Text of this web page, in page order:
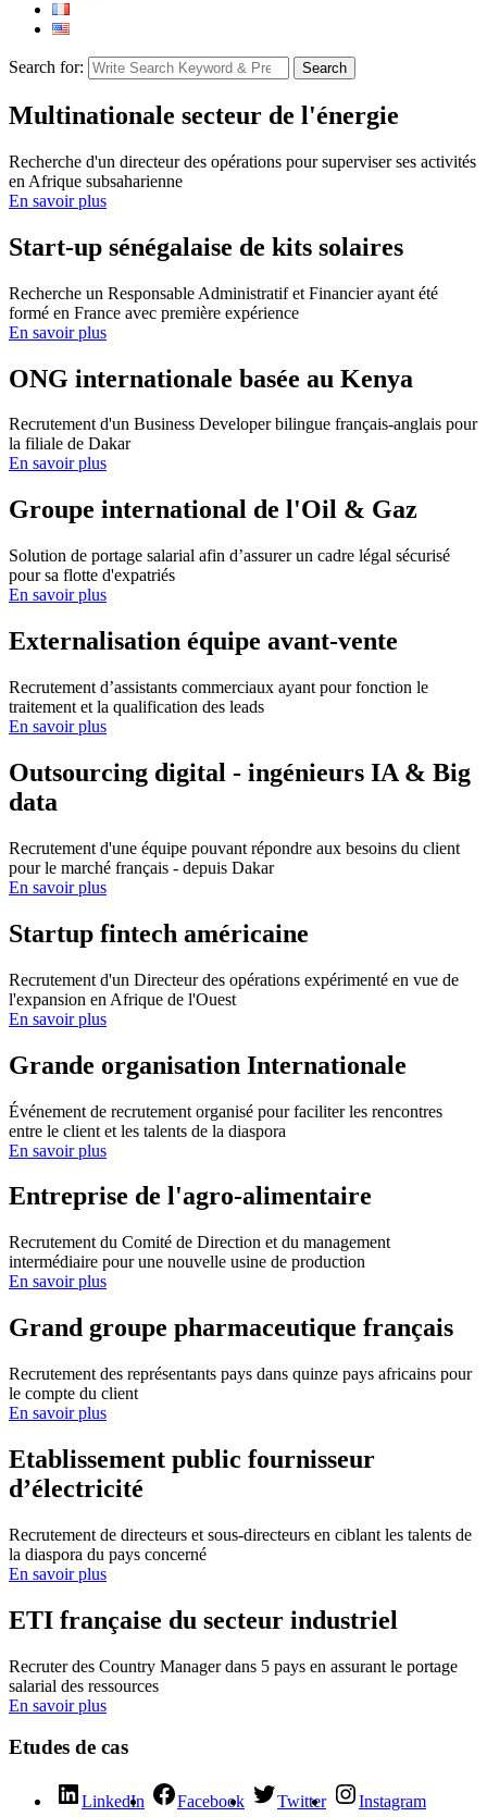
Search for: Search
Multinationale secteur de l'énergie
Recherche d'un directeur des opérations pour superviser ses activités
en Afrique subsaharienne
En savoir plus
Start-up sénégalaise de kits solaires
Recherche un Responsable Administratif et Financier ayant été
formé en France avec première expérience
En savoir plus
ONG internationale basée au Kenya
Recrutement d'un Business Developer bilingue français-anglais pour
la filiale de Dakar
En savoir plus
Groupe international de l'Oil & Gaz
Solution de portage salarial afin d’assurer un cadre légal sécurisé
pour sa flotte d'expatriés
En savoir plus
Externalisation équipe avant-vente
Recrutement d’assistants commerciaux ayant pour fonction le
traitement et la qualification des leads
En savoir plus
Outsourcing digital - ingénieurs IA & Big
data
Recrutement d'une équipe pouvant répondre aux besoins du client
pour le marché français - depuis Dakar
En savoir plus
Startup fintech américaine
Recrutement d'un Directeur des opérations expérimenté en vue de
l'expansion en Afrique de l'Ouest
En savoir plus
Grande organisation Internationale
Événement de recrutement organisé pour faciliter les rencontres
entre le client et les talents de la diaspora
En savoir plus
Entreprise de l'agro-alimentaire
Recrutement du Comité de Direction et du management
intermédiaire pour une nouvelle usine de production
En savoir plus
Grand groupe pharmaceutique français
Recrutement des représentants pays dans quinze pays africains pour
le compte du client
En savoir plus
Etablissement public fournisseur
d’électricité
Recrutement de directeurs et sous-directeurs en ciblant les talents de
la diaspora du pays concerné
En savoir plus
ETI française du secteur industriel
Recruter des Country Manager dans 5 pays en assurant le portage
salarial des ressources
En savoir plus
Etudes de cas
LinkedIn Facebook Twitter Instagram